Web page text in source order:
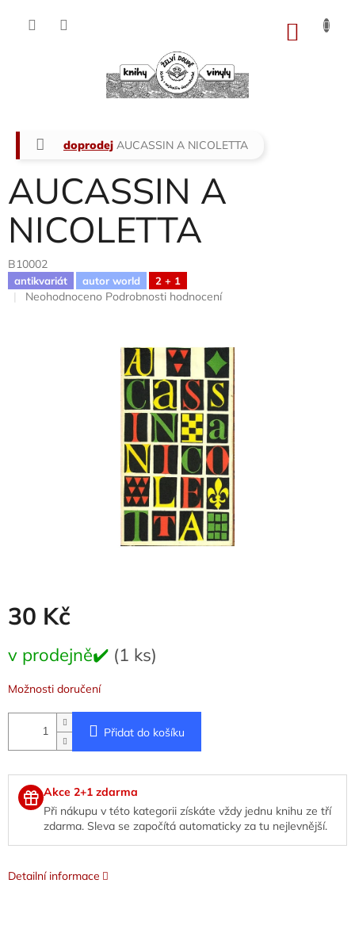
Domů
doprodej AUCASSIN A NICOLETTA
AUCASSIN A
NICOLETTA
B10002
antikvariát autor world 2 + 1
Průměrné
Neohodnoceno Podrobnosti hodnocení
30 Kč
cena:
v prodejně✔️ (1 ks)
Možnosti doručení
Přidat do košíku
Akce 2+1 zdarma
Při nákupu v této kategorii získáte vždy jednu knihu ze tří
zdarma. Sleva se započítá automaticky za tu nejlevnější.
Detailní informace